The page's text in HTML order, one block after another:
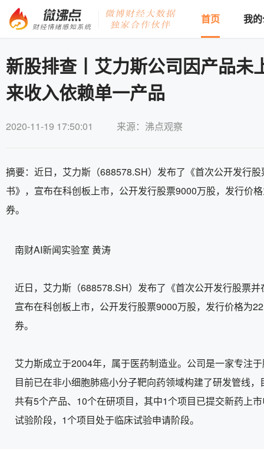
首页 我
新股排查丨艾力斯公司因产品未
来收入依赖单一产品
2020-11-19 17:50:01 来源：沸点观察
摘要：近日，艾力斯（688578.SH）发布了《首次公开发行
书》，宣布在科创板上市，公开发行股票9000万股，发行价
券。
南财AI新闻实验室 黄涛
近日，艾力斯（688578.SH）发布了《首次公开发行股票
宣布在科创板上市，公开发行股票9000万股，发行价格为
券。
艾力斯成立于2004年，属于医药制造业。公司是一家专注
目前已在非小细胞肺癌小分子靶向药领域构建了研发管线
共有5个产品、10个在研项目，其中1个项目已提交新药上
试验阶段，1个项目处于临床试验申请阶段。